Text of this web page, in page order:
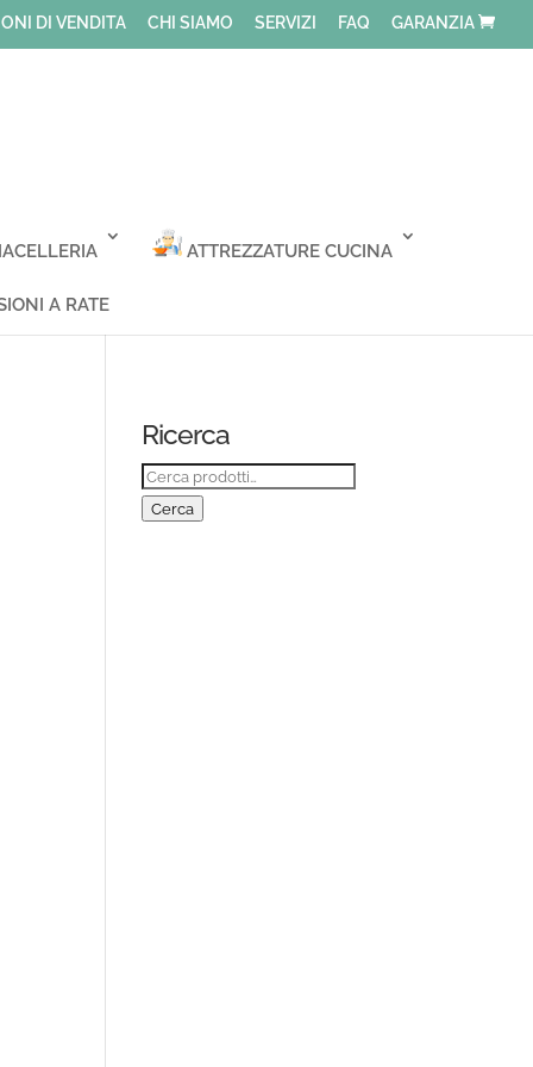
DI VENDITA CHI SIAMO SERVIZI FAQ GARANZIA
ATTREZZATURE CUCINA
A RATE
Ricerca
Cerca:
Cerca